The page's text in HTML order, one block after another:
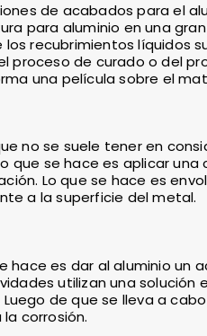
de acabados para el
para aluminio en una
recubrimientos líquidos
proceso de curado o del
una película sobre el
no se suele tener en
que se hace es aplicar
Lo que se hace es
a la superficie del metal.
hace es dar al aluminio
utilizan una solución
de que se lleva a
corrosión.